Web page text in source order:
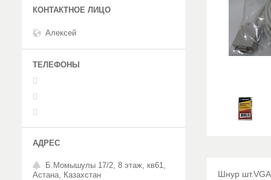
Шнур
Алексей
Б.Момышулы 17/2, 8 этаж, кв61,
Астана, Казахстан